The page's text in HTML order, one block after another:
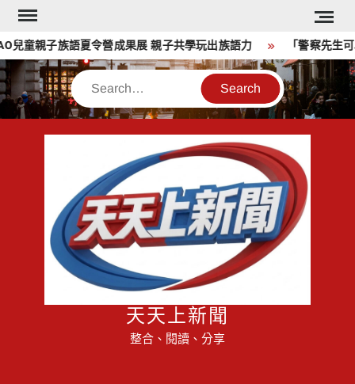
Skip
content
童親子族語夏令營成果展 親子共學玩出族語力 「警察先生可
Search
天天上新聞
整合、閱讀、分享